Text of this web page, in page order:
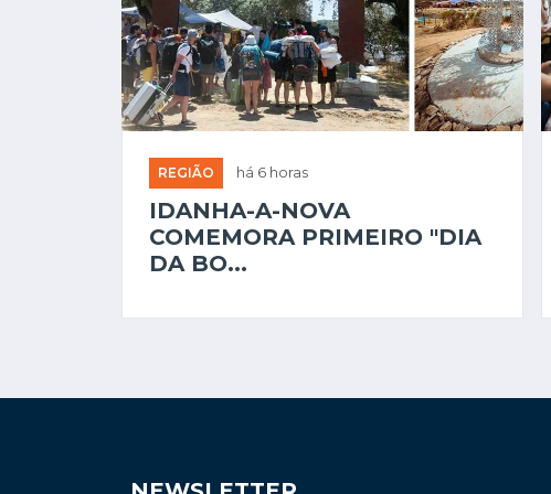
REGIÃO há 6 horas
IDANHA-A-NOVA
COMEMORA PRIMEIRO "DIA
DA BO...